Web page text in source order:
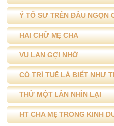
Ý TỔ SƯ TRÊN ĐẦU NGỌN
HAI CHỮ MẸ CHA
VU LAN GỢI NHỚ
CÓ TRÍ TUỆ LÀ BIẾT NHƯ
THỬ MỘT LẦN NHÌN LẠI
HT CHA MẸ TRONG KINH